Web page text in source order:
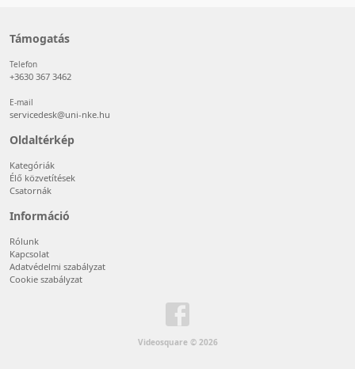
Támogatás
Telefon
+3630 367 3462
E-mail
servicedesk@uni-nke.hu
Oldaltérkép
Kategóriák
Élő közvetítések
Csatornák
Információ
Rólunk
Kapcsolat
Adatvédelmi szabályzat
Cookie szabályzat
Videosquare © 2026